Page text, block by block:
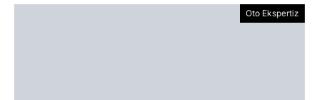
Oto Ekspertiz